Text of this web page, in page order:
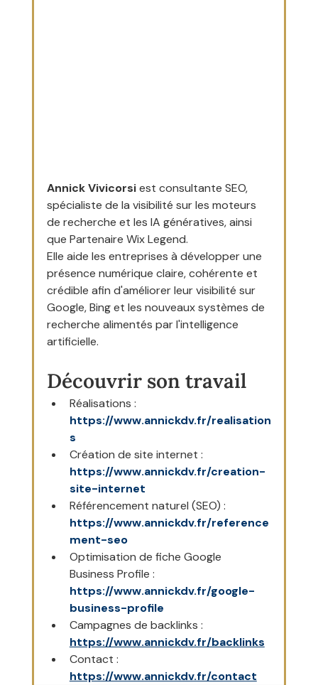
Annick Vivicorsi est consultante SEO,
spécialiste de la visibilité sur les moteurs
de recherche et les IA génératives, ainsi
que Partenaire Wix Legend.
Elle aide les entreprises à développer une
présence numérique claire, cohérente et
crédible afin d'améliorer leur visibilité sur
Google, Bing et les nouveaux systèmes de
recherche alimentés par l'intelligence
artificielle.
Découvrir son travail
Réalisations :
https://www.annickdv.fr/realisation
s
Création de site internet :
https://www.annickdv.fr/creation-
site-internet
Référencement naturel (SEO) :
https://www.annickdv.fr/reference
ment-seo
Optimisation de fiche Google
Business Profile :
https://www.annickdv.fr/google-
business-profile
Campagnes de backlinks :
https://www.annickdv.fr/backlinks
Contact :
https://www.annickdv.fr/contact